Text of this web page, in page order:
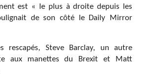
est « le plus à droite depuis les
de son côté le Daily Mirror
rescapés, Steve Barclay, un autre
aux manettes du Brexit et Matt